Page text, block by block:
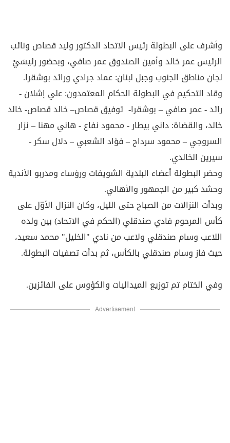
وأشرف على البطولة رئيس الاتحاد الدكتور وليد قصاص ونائب
الرئيس عمر خالد وأمين الصندوق عمر صافي، وبحضور رئيسَيْ
لجان مناطق الجنوب وجبل لبنان: عماد جرادي ورائد بوشقرا.
وقاد التحكيم في البطولة الحكام المعتمدون: علي إشلان -
رائد - عمر صافي – بوشقرا- توفيق قصاص– خالد قصاص- خالد
خالد، والقضاة: داني بيطار - محمود نفاع - هاني مهنا – نزار
السروجي – محمود سرداح – فؤاد الشعبي – دلال سكر -
سيرين الخالدي.
وحضر البطولة أعضاء البلدية الشويفات ورؤساء ومدربو الأندية
وحشد كبير من الجمهور والأهالي.
وبدأت النزالات من الصباح حتى الليل، وكان النزال الأوّل على
كأس المرحوم فادي صندقلي (الحكم في الاتحاد) بين ولده
اللاعب وسام صندقلي ولاعب من نادي "الخليل" محمد سعيد،
حيث فاز وسام صندقلي بالكأس، ثم بدأت تصفيات البطولة.
وفي الختام تم توزيع الميداليات والكؤوس على الفائزين.
Advertisement